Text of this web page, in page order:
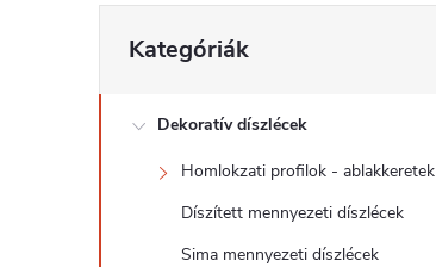
O
l
átugrása
Kategóriák
Dekoratív díszlécek
Homlokzati profilok - ablakkeretek
Díszített mennyezeti díszlécek
Sima mennyezeti díszlécek